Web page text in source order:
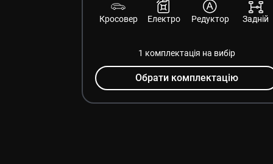
Кросовер Електро Редуктор Задній
1 комплектація на вибір
Обрати комплектацію